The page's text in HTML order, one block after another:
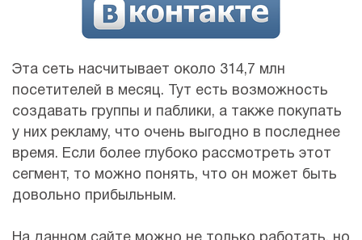
Эта сеть насчитывает около 314,7 млн
посетителей в месяц. Тут есть возможность
создавать группы и паблики, а также покупать
у них рекламу, что очень выгодно в последнее
время. Если более глубоко рассмотреть этот
сегмент, то можно понять, что он может быть
довольно прибыльным.